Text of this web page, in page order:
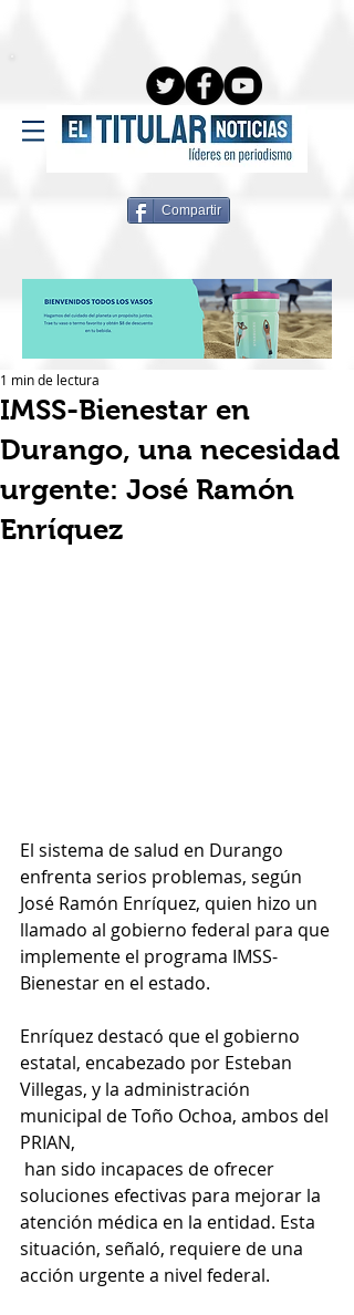
Compartir
IMSS-Bienestar en
Durango, una necesidad
urgente: José Ramón
Enríquez
1 min de lectura
El sistema de salud en Durango
enfrenta serios problemas, según
José Ramón Enríquez, quien hizo un
llamado al gobierno federal para que
implemente el programa IMSS-
Bienestar en el estado.
Enríquez destacó que el gobierno
estatal, encabezado por Esteban
Villegas, y la administración
municipal de Toño Ochoa, ambos del
PRIAN,
soluciones efectivas para mejorar la
atención médica en la entidad. Esta
situación, señaló, requiere de una
acción urgente a nivel federal.